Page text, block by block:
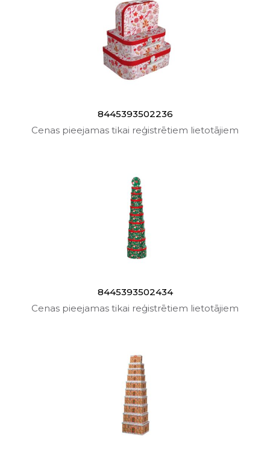
8445393502236
Cenas pieejamas tikai reģistrētiem lietotājiem
8445393502434
Cenas pieejamas tikai reģistrētiem lietotājiem